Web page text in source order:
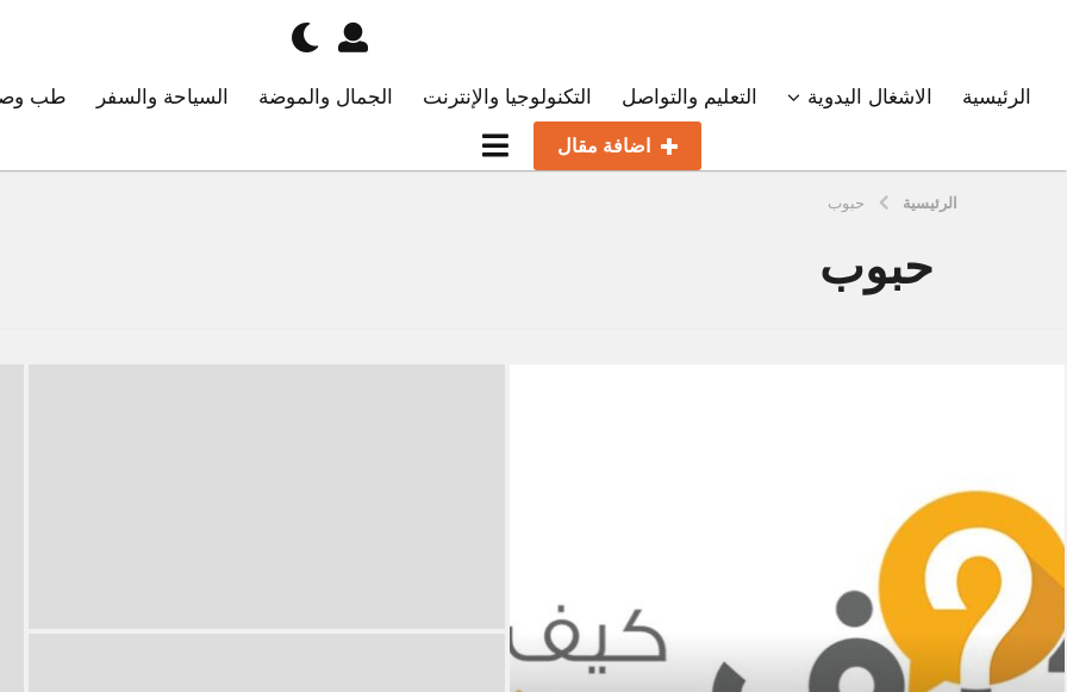
الرئيسية الاشغال اليدوية التعليم والتواصل التكنولوجيا والإنترنت الجمال والموضة السياحة والسفر طب
اضافة مقال
الرئيسية حبوب
حبوب